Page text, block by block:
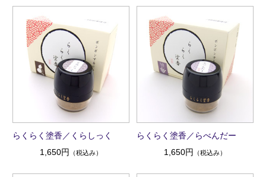
らくらく塗香／くらしっく
1,650円
（税込み）
らくらく塗香／らべんだー
1,650円
（税込み）